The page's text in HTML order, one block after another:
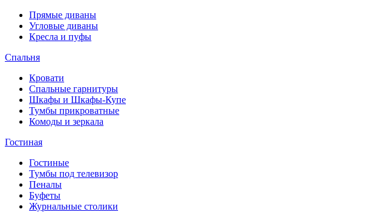
Прямые диваны
Угловые диваны
Кресла и пуфы
Спальня
Кровати
Спальные гарнитуры
Шкафы и Шкафы-Купе
Тумбы прикроватные
Комоды и зеркала
Гостиная
Гостиные
Тумбы под телевизор
Пеналы
Буфеты
Журнальные столики